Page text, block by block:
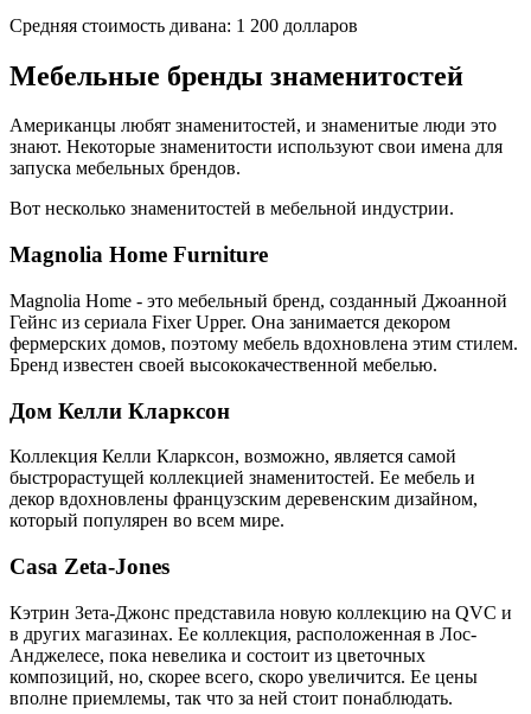
Средняя стоимость дивана: 1 200 долларов
Мебельные бренды знаменитостей
Американцы любят знаменитостей, и знаменитые люди это
знают. Некоторые знаменитости используют свои имена для
запуска мебельных брендов.
Вот несколько знаменитостей в мебельной индустрии.
Magnolia Home Furniture
Magnolia Home - это мебельный бренд, созданный Джоанной
Гейнс из сериала Fixer Upper. Она занимается декором
фермерских домов, поэтому мебель вдохновлена этим стилем.
Бренд известен своей высококачественной мебелью.
Дом Келли Кларксон
Коллекция Келли Кларксон, возможно, является самой
быстрорастущей коллекцией знаменитостей. Ее мебель и
декор вдохновлены французским деревенским дизайном,
который популярен во всем мире.
Casa Zeta-Jones
Кэтрин Зета-Джонс представила новую коллекцию на QVC и
в других магазинах. Ее коллекция, расположенная в Лос-
Анджелесе, пока невелика и состоит из цветочных
композиций, но, скорее всего, скоро увеличится. Ее цены
вполне приемлемы, так что за ней стоит понаблюдать.